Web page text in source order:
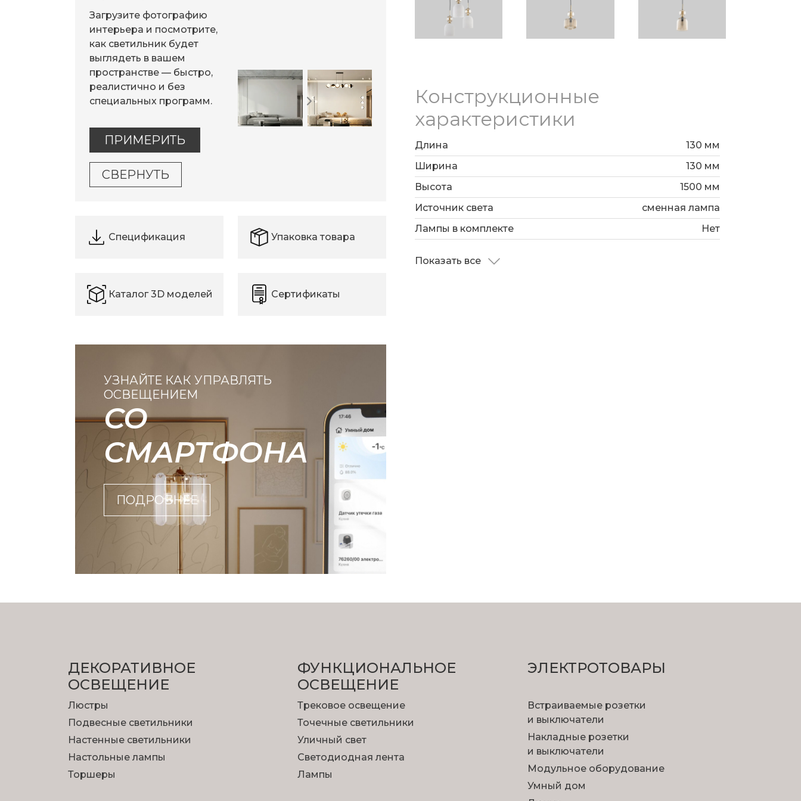
Загрузите фотографию
интерьера и посмотрите,
как светильник будет
выглядеть в вашем
пространстве — быстро,
реалистично и без
специальных программ.
ПРИМЕРИТЬ
СВЕРНУТЬ
Спецификация Упаковка товара
Каталог 3D моделей Сертификаты
УЗНАЙТЕ КАК УПРАВЛЯТЬ
ОСВЕЩЕНИЕМ
СО
СМАРТФОНА
ПОДРОБНЕЕ
Конструкционные
характеристики
Длина
130 мм
Ширина
130 мм
Высота
1500 мм
Источник света
сменная лампа
Лампы в комплекте
Нет
Показать все
ДЕКОРАТИВНОЕ
ОСВЕЩЕНИЕ
Люстры
Подвесные светильники
Настенные светильники
Настольные лампы
Торшеры
ФУНКЦИОНА­ЛЬНОЕ
ОСВЕЩЕНИЕ
Трековое освещение
Точечные светильники
Уличный свет
Светодиодная лента
Лампы
ЭЛЕКТРОТОВАРЫ
Встраиваемые розетки
и выключатели
Накладные розетки
и выключатели
Модульное оборудование
Умный дом